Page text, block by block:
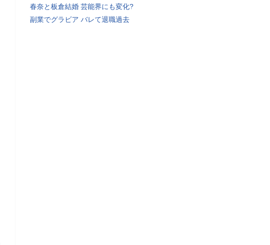
春奈と板倉結婚 芸能界にも変化?
副業でグラビア バレて退職過去